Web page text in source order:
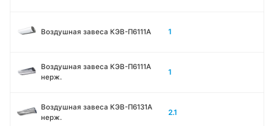
Воздушная завеса КЭВ-П6111A 1
Воздушная завеса КЭВ-П6111A
нерж.
1
Воздушная завеса КЭВ-П6131A
нерж.
2.1